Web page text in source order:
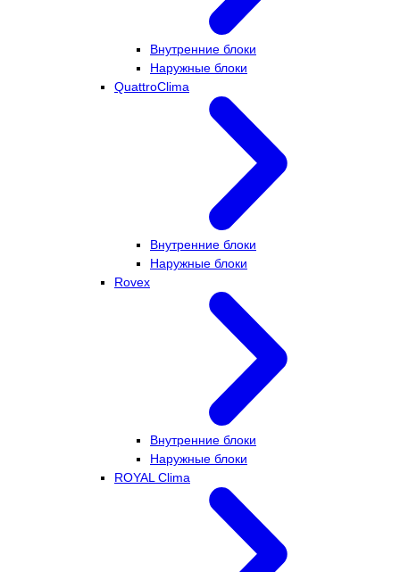
Внутренние блоки
Наружные блоки
QuattroClima
Внутренние блоки
Наружные блоки
Rovex
Внутренние блоки
Наружные блоки
ROYAL Clima